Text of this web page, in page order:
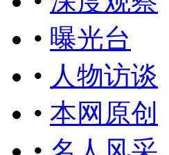
• 曝光台
• 人物访谈
• 本网原创